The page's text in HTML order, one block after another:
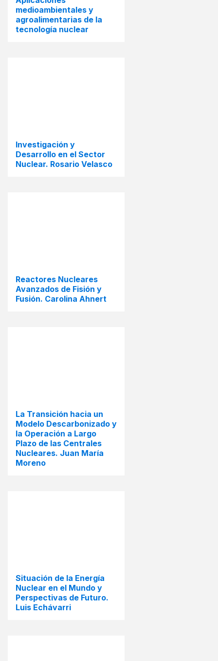
medioambientales y
agroalimentarias de la
tecnología nuclear
Investigación y
Desarrollo en el Sector
Nuclear. Rosario Velasco
Reactores Nucleares
Avanzados de Fisión y
Fusión. Carolina Ahnert
La Transición hacia un
Modelo Descarbonizado y
la Operación a Largo
Plazo de las Centrales
Nucleares. Juan María
Moreno
Situación de la Energía
Nuclear en el Mundo y
Perspectivas de Futuro.
Luis Echávarri